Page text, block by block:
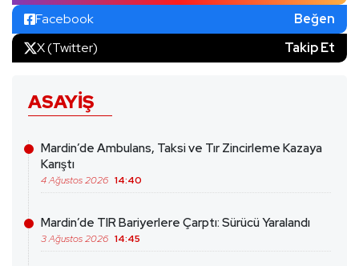
Facebook
Beğen
X (Twitter)
Takip Et
ASAYIŞ
Mardin’de Ambulans, Taksi ve Tır Zincirleme Kazaya
Karıştı
4 Ağustos 2026 14:40
Mardin’de TIR Bariyerlere Çarptı: Sürücü Yaralandı
3 Ağustos 2026 14:45